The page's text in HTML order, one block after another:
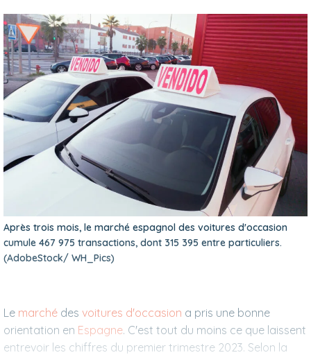
Après trois mois, le marché espagnol des voitures d'occasion
cumule 467 975 transactions, dont 315 395 entre particuliers.
(AdobeStock/ WH_Pics)
Le marché des voitures d'occasion a pris une bonne
orientation en Espagne. C'est tout du moins ce que laissent
entrevoir les chiffres du premier trimestre 2023. Selon la